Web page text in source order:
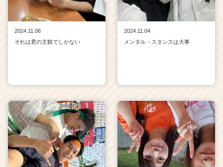
2024.11.06
それは君の主観でしかない
2024.11.04
メンタル・スタンスは大事